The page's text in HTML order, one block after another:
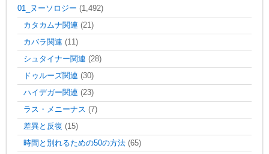
01_ヌーソロジー (1,492)
カタカムナ関連 (21)
カバラ関連 (11)
シュタイナー関連 (28)
ドゥルーズ関連 (30)
ハイデガー関連 (23)
ラス・メニーナス (7)
差異と反復 (15)
時間と別れるための50の方法 (65)